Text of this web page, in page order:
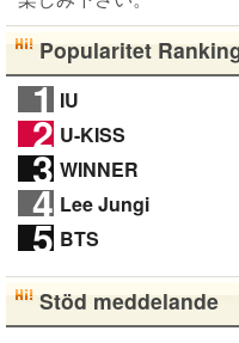
Popularitet
1 IU
2 U-KISS
3 WINNER
4 Lee Jungi
5 BTS
Stöd meddelande